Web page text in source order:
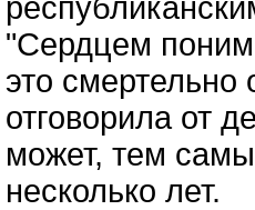
"Сердцем
это
отговорила от
может, тем
несколько лет.